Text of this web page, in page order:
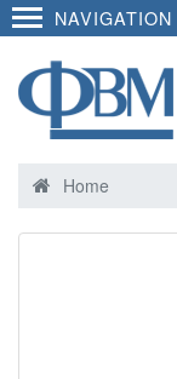
NAVIGATION
Home